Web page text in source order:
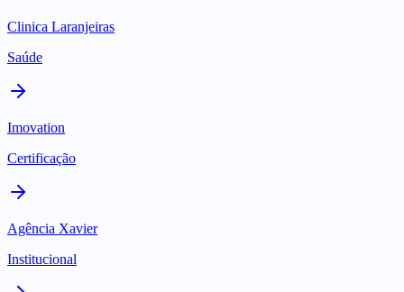
Clinica Laranjeiras
Saúde
Imovation
Certificação
Agência Xavier
Institucional